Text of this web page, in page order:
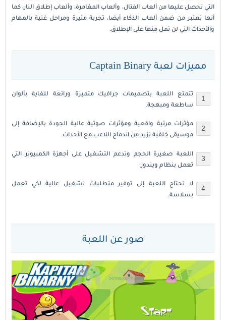
التي تحصل عليها من ألعاب القتال، وألعاب المغامرة، وألعاب إطلاق النار، كما
أنها تعتبر من ضمن ألعاب الذكاء أيضا، تجربة مثيرة ومراحل غنية بالمهام
والأحداث التي لن تمل منها على الإطلاق.
مميزات لعبة Captain Binary
تتمتع اللعبة بتصميمات جرافيك متميزة ورائعة للغاية بألوان
ساطعة ومبهجة.
مؤثرات مرئية واقعية ومؤثرات صوتية عالية الجودة بالإضافة إلى
موسيقى خلفية تزيد من اندماج اللاعب مع الأحداث.
اللعبة صغيرة الحجم وتدعم التشغيل على أجهزة الكمبيوتر التي
تعمل بنظام ويندوز.
لا تحتاج اللعبة إلى توفير متطلبات تشغيل عالية لكي تعمل
بسلاسة.
صور عن اللعبة